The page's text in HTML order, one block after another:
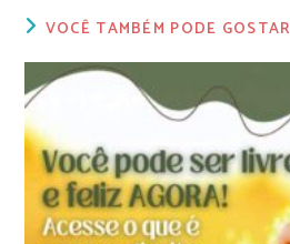
VOCÊ TAMBÉM PODE GOSTAR